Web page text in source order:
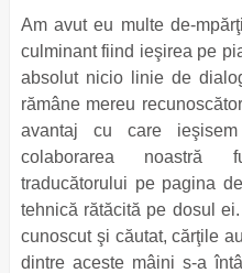
Am avut eu multe de-
culminant fiind ieşirea pe
absolut nicio linie de
rămâne mereu
avantaj cu care
colaborarea noastră
traducătorului pe pagina
tehnică rătăcită pe dosul
cunoscut şi căutat, cărţile
dintre aceste mâini s-a